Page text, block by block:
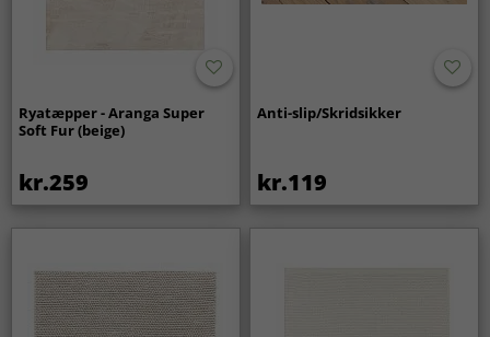
Ryatæpper - Aranga Super
Soft Fur (beige)
kr.259
Anti-slip/Skridsikker
kr.119